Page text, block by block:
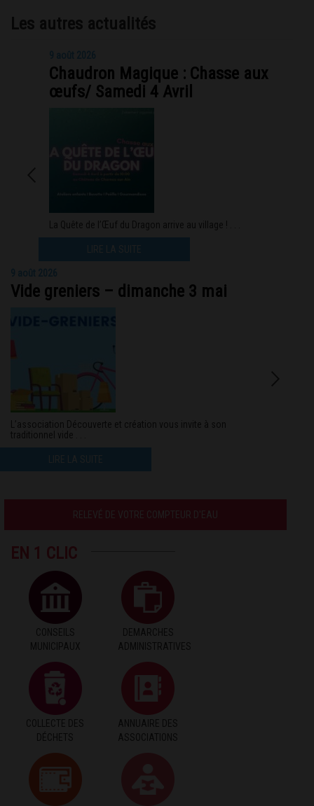
Les autres actualités
Chaudron Magique : Chasse aux
œufs/ Samedi 4 Avril
La Quête de l’Œuf du Dragon arrive au village ! . . .
Vide greniers – dimanche 3 mai
L’association Découverte et création vous invite à son
traditionnel vide . . .
RELEVÉ DE VOTRE COMPTEUR D'EAU
EN 1 CLIC
CONSEILS
MUNICIPAUX
DEMARCHES
ADMINISTRATIVES
COLLECTE DES
DÉCHETS
ANNUAIRE DES
ASSOCIATIONS